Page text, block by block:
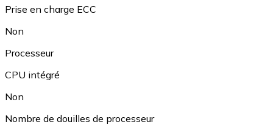
Prise en charge ECC
Non
Processeur
CPU intégré
Non
Nombre de douilles de processeur